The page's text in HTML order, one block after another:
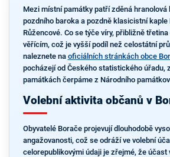
Mezi místní památky patří zděná hranolová
pozdního baroka a pozdně klasicistní kaple
Růžencové. Co se týče víry, přibližně
věřícím, což je vyšší podíl než celostátní
naleznete na oficiálních stránkách obce
pocházejí od Českého statistického úřadu,
památkách čerpáme z Národního
Volební aktivita občanů v
Obyvatelé Borače projevují dlouhodobě
angažovanosti, což se odráží ve volební
celorepublikovými údaji je zřejmé, že účast